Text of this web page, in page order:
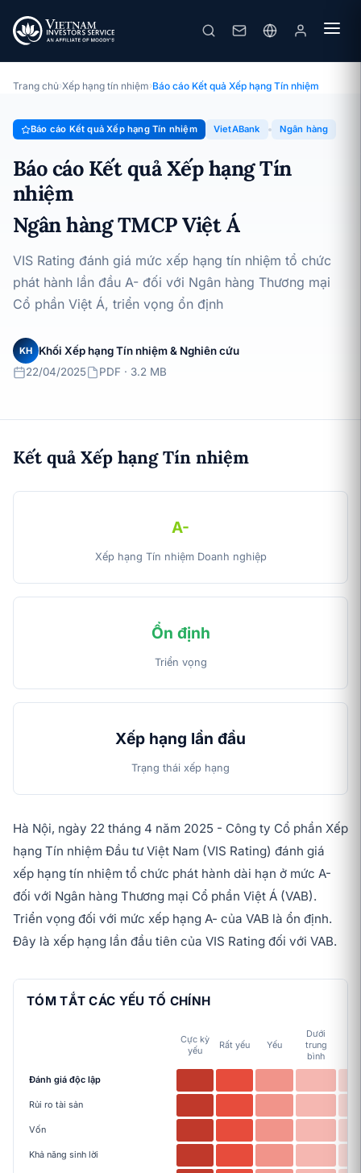
Báo cáo Kết quả Xếp hạng Tín nhiệm · Ngân hàng TMCP Việt Á ·
22/04/2025
Trang chủ›Xếp hạng tín nhiệm›Báo cáo Kết quả Xếp hạng Tín nhiệm
Báo cáo Kết quả Xếp hạng Tín nhiệm VietABank Ngân hàng
Báo cáo Kết quả Xếp hạng Tín
nhiệm
Ngân hàng TMCP Việt Á
VIS Rating đánh giá mức xếp hạng tín nhiệm tổ chức
phát hành lần đầu A- đối với Ngân hàng Thương mại
Cổ phần Việt Á, triển vọng ổn định
KH
Khối Xếp hạng Tín nhiệm & Nghiên cứu
22/04/2025
PDF · 3.2 MB
Kết quả Xếp hạng Tín nhiệm
A-
Xếp hạng Tín nhiệm Doanh nghiệp
Ổn định
Triển vọng
Xếp hạng lần đầu
Trạng thái xếp hạng
Hà Nội, ngày 22 tháng 4 năm 2025 - Công ty Cổ phần Xếp
hạng Tín nhiệm Đầu tư Việt Nam (VIS Rating) đánh giá
xếp hạng tín nhiệm tổ chức phát hành dài hạn ở mức A-
đối với Ngân hàng Thương mại Cổ phần Việt Á (VAB).
Triển vọng đối với mức xếp hạng A- của VAB là ổn định.
Đây là xếp hạng lần đầu tiên của VIS Rating đối với VAB.
TÓM TẮT CÁC YẾU TỐ CHÍNH
Cực kỳ
yếu
Rất yếu Yếu
Dưới
trung
bình
Đánh giá độc lập
Rủi ro tài sản
Vốn
Khả năng sinh lời